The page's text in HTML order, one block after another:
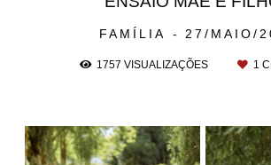
FAMÍLIA 27/MAIO/
1757 VISUALIZAÇÕES 1